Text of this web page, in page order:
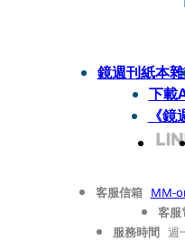
鏡週刊紙本
下載
《
客服信箱 MM-
客服
服務時間 週